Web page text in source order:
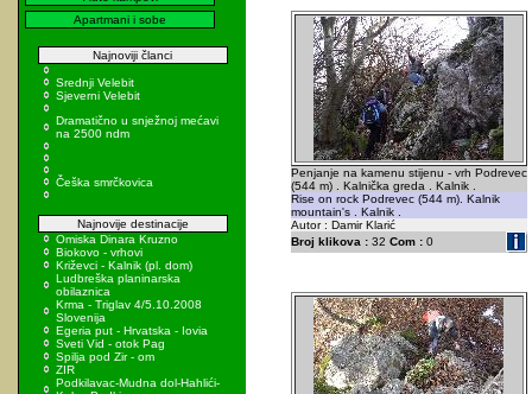
Apartmani i sobe
Najnoviji članci
Srednji Velebit
Sjeverni Velebit
Dramatično u snježnoj mećavi
na 2500 ndm
Češka smrčkovica
Najnovije destinacije
Omiska Dinara Kruzno
Biokovo - vrhovi
Križevci - Kalnik (pl. dom)
Ludbreška planinarska
obilaznica
Krma - Triglav 4/5.10.2008
Slovenija
Egeria put - Hrvatska - Iovia
Sveti Vid - otok Pag
Spilja pod Zir - om
ZIR
Podkilavac-Mudna dol-Hahlići-
Penjanje na kamenu stijenu - vrh Podrevec
(544 m) . Kalnička greda . Kalnik .
Rise on rock Podrevec (544 m). Kalnik
mountain's . Kalnik .
Autor : Damir Klarić
Broj klikova :32 Com :0